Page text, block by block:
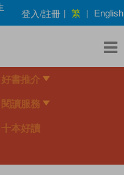
登入/註冊 | 繁 | English
好書推介
閱讀服務
十本好讀